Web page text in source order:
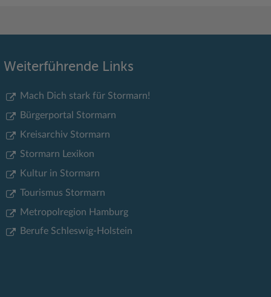
Weiterführende Links
Mach Dich stark für Stormarn!
Bürgerportal Stormarn
Kreisarchiv Stormarn
Stormarn Lexikon
Kultur in Stormarn
Tourismus Stormarn
Metropolregion Hamburg
Berufe Schleswig-Holstein